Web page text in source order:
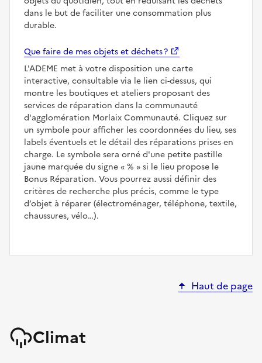
dans le but de faciliter une consommation plus
durable.
Que faire de mes objets et déchets ?
L'ADEME met à votre disposition une carte
interactive, consultable via le lien ci-dessus, qui
montre les boutiques et ateliers proposant des
services de réparation dans la communauté
d'agglomération Morlaix Communauté. Cliquez sur
un symbole pour afficher les coordonnées du lieu, ses
labels éventuels et le détail des réparations prises en
charge. Le symbole sera orné d'une petite pastille
jaune marquée du signe
%
si le lieu propose le
Bonus Réparation. Vous pourrez aussi définir des
critères de recherche plus précis, comme le type
d’objet à réparer (électroménager, téléphone, textile,
chaussures, vélo…).
Haut de page
Climat